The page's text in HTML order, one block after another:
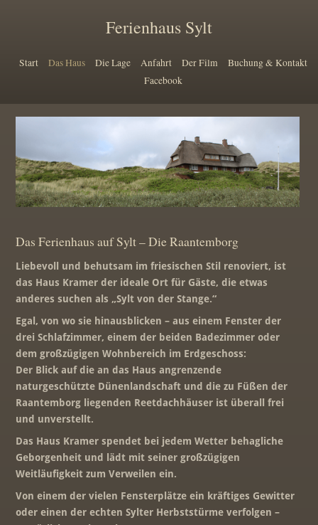
Ferienhaus Sylt
Start Das Haus Die Lage Anfahrt Der Film
Buchung & Kontakt
Facebook
Das Ferienhaus auf Sylt – Die Raantemborg
Liebevoll und behutsam im friesischen Stil renoviert, ist
das Haus Kramer der ideale Ort für Gäste, die etwas
anderes suchen als „Sylt von der Stange.“
Egal, von wo sie hinausblicken – aus einem Fenster der
drei Schlafzimmer, einem der beiden Badezimmer oder
dem großzügigen Wohnbereich im Erdgeschoss:
Der Blick auf die an das Haus angrenzende
naturgeschützte Dünenlandschaft und die zu Füßen der
Raantemborg liegenden Reetdachhäuser ist überall frei
und unverstellt.
Das Haus Kramer spendet bei jedem Wetter behagliche
Geborgenheit und lädt mit seiner großzügigen
Weitläufigkeit zum Verweilen ein.
Von einem der vielen Fensterplätze ein kräftiges Gewitter
oder einen der echten Sylter Herbststürme verfolgen –